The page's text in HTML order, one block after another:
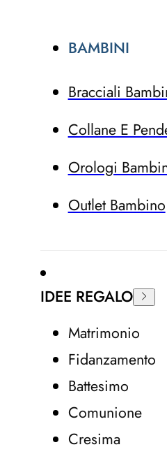
BAMBINI
Bracciali
Collane E
Orologi
Outlet Bambino
IDEE REGALO
Matrimonio
Fidanzamento
Battesimo
Comunione
Cresima